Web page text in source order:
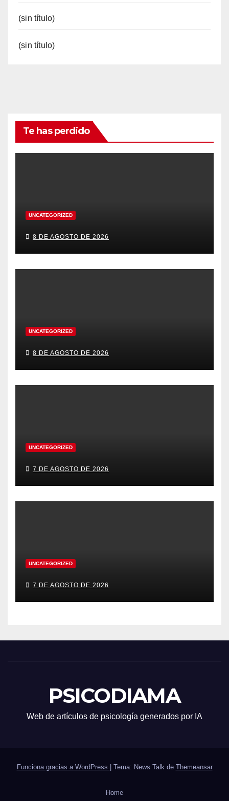
(sin título)
(sin título)
Te has perdido
UNCATEGORIZED
8 DE AGOSTO DE 2026
UNCATEGORIZED
8 DE AGOSTO DE 2026
UNCATEGORIZED
7 DE AGOSTO DE 2026
UNCATEGORIZED
7 DE AGOSTO DE 2026
PSICODIAMA
Web de artículos de psicología generados por IA
Funciona gracias a WordPress Tema: News Talk de Themeansar
Home